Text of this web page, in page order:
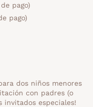
pago)
pago)
dos niños menores
con padres (o
invitados especiales!